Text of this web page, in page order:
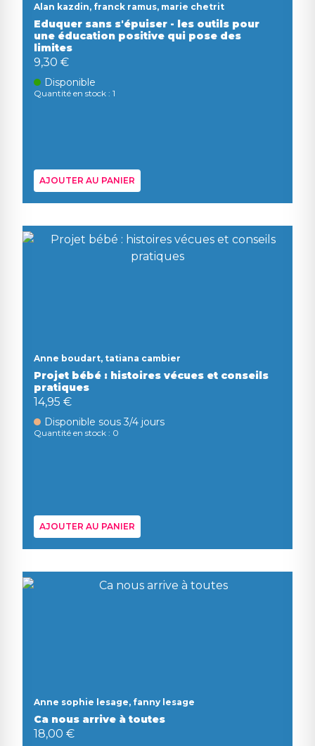
Alan kazdin, franck ramus, marie chetrit
Eduquer sans s'épuiser - les outils pour
une éducation positive qui pose des
limites
9,30 €
Disponible
Quantité en stock : 1
AJOUTER AU PANIER
Anne boudart, tatiana cambier
Projet bébé : histoires vécues et conseils
pratiques
14,95 €
Disponible sous 3/4 jours
Quantité en stock : 0
AJOUTER AU PANIER
Anne sophie lesage, fanny lesage
Ca nous arrive à toutes
18,00 €